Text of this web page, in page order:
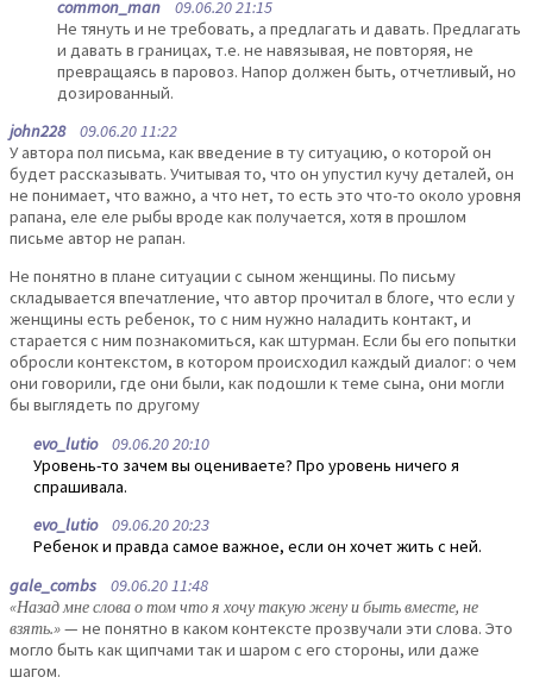
common_man 09.06.20 21:15
Не тянуть и не требовать, а предлагать и давать. Предлагать
и давать в границах, т.е. не навязывая, не повторяя, не
превращаясь в паровоз. Напор должен быть, отчетливый, но
дозированный.
john22809.06.20 11:22
У автора пол письма, как введение в ту ситуацию, о которой он
будет рассказывать. Учитывая то, что он упустил кучу деталей, он
не понимает, что важно, а что нет, то есть это что-то около уровня
рапана, еле еле рыбы вроде как получается, хотя в прошлом
письме автор не рапан.
Не понятно в плане ситуации с сыном женщины. По письму
складывается впечатление, что автор прочитал в блоге, что если у
женщины есть ребенок, то с ним нужно наладить контакт, и
старается с ним познакомиться, как штурман. Если бы его попытки
обросли контекстом, в котором происходил каждый диалог: о чем
они говорили, где они были, как подошли к теме сына, они могли
бы выглядеть по другому
evo_lutio09.06.20 20:10
Уровень-то зачем вы оцениваете? Про уровень ничего я
спрашивала.
evo_lutio09.06.20 20:23
Ребенок и правда самое важное, если он хочет жить с ней.
gale_combs 09.06.20 11:48
«Назад мне слова о том что я хочу такую жену и быть вместе, не
взять.»— не понятно в каком контексте прозвучали эти слова. Это
могло быть как щипчами так и шаром с его стороны, или даже
шагом.